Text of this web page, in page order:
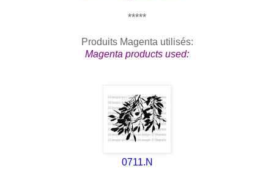
*****
Produits Magenta utilisés:
Magenta products used:
0711.N